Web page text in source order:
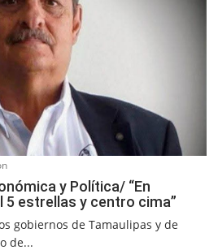
y Política/ “En
estrellas y centro cima”
gobiernos de Tamaulipas y de
de...